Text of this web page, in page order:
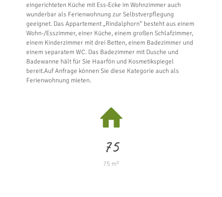
eingerichteten Küche mit Ess-Ecke im Wohnzimmer auch
wunderbar als Ferienwohnung zur Selbstverpflegung
geeignet. Das Appartement „Rindalphorn“ besteht aus einem
Wohn-/Esszimmer, einer Küche, einem großen Schlafzimmer,
einem Kinderzimmer mit drei Betten, einem Badezimmer und
einem separatem WC. Das Badezimmer mit Dusche und
Badewanne hält für Sie Haarfön und Kosmetikspiegel
bereit.Auf Anfrage können Sie diese Kategorie auch als
Ferienwohnung mieten.
75
75 m²